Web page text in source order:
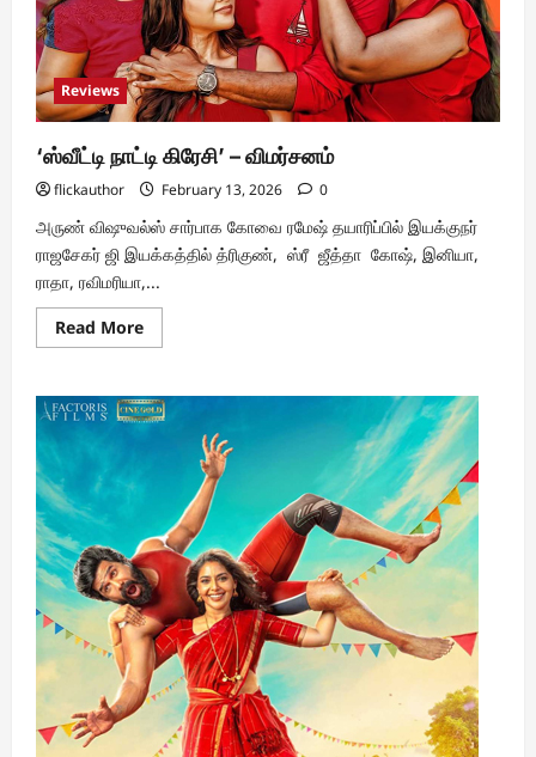
Reviews
‘ஸ்வீட்டி நாட்டி கிரேசி’ – விமர்சனம்
flickauthor February 13, 2026 0
அருண் விஷுவல்ஸ் சார்பாக கோவை ரமேஷ் தயாரிப்பில் இயக்குநர்
ராஜசேகர் ஜி இயக்கத்தில் த்ரிகுண், ஸ்ரீ ஜீத்தா கோஷ், இனியா,
ராதா, ரவிமரியா,...
Read MoreRead
more
நாட்டி
கிரேசி’
–
விமர்சனம்